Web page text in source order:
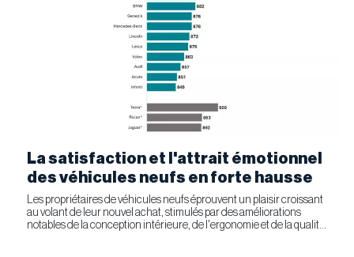
La satisfaction et l'attrait émotionnel
des véhicules neufs en forte hausse
Les propriétaires de véhicules neufs éprouvent un plaisir croissant
au volant de leur nouvel achat, stimulés par des améliorations
notables de la conception intérieure, de l'ergonomie et de la qualité